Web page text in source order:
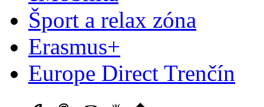
Šport a relax zóna
Erasmus+
Europe Direct Trenčín